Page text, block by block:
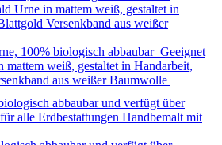
100% biologisch abbaubar Geeignet
weiß, gestaltet in Handarbeit,
aus weißer Baumwolle